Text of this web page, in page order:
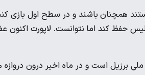
همچنان باشند و در سطح اول بازی
حفظ کند اما نتوانست. لاپورت اکنون
برزیل است و در ماه اخیر درون